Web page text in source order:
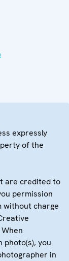
expressly
of the
are credited to
permission
charge
you
in